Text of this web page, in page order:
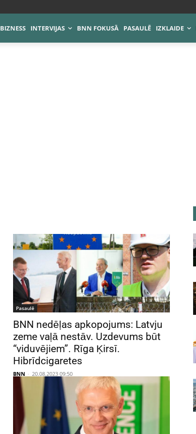
BIZNESS INTERVIJAS BNN FOKUSĀ PASAULĒ IZKLAIDE
Pasaulē
BNN nedēļas apkopojums: Latvju
zeme vaļā nestāv. Uzdevums būt
“viduvējiem”. Rīga Ķirsī.
Hibrīdcigaretes
BNN - 20.08.2023 09:50